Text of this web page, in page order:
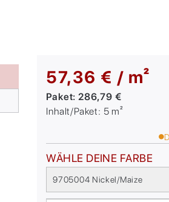
57,36 € / m²
Paket: 286,79 €
Inhalt/Paket: 5 m²
WÄHLE DEINE FARBE
9705004 Nickel/Maize